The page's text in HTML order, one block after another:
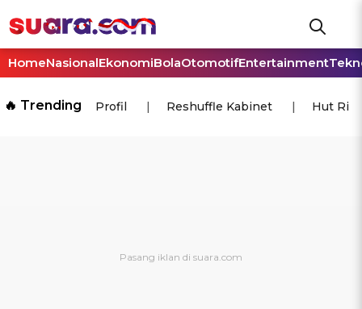
HomeNasionalEkonomiBolaOtomotifEntertainment
🔥 Trending Profil Reshuffle Kabinet Hut Ri